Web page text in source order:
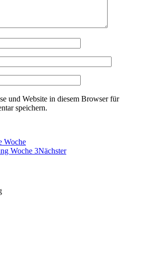
und Website in diesem Browser für
speichern.
Woche
Woche 3Nächster